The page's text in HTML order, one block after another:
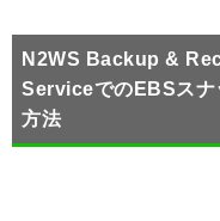
N2WS Backup &
ServiceでのEBSスナ
方法